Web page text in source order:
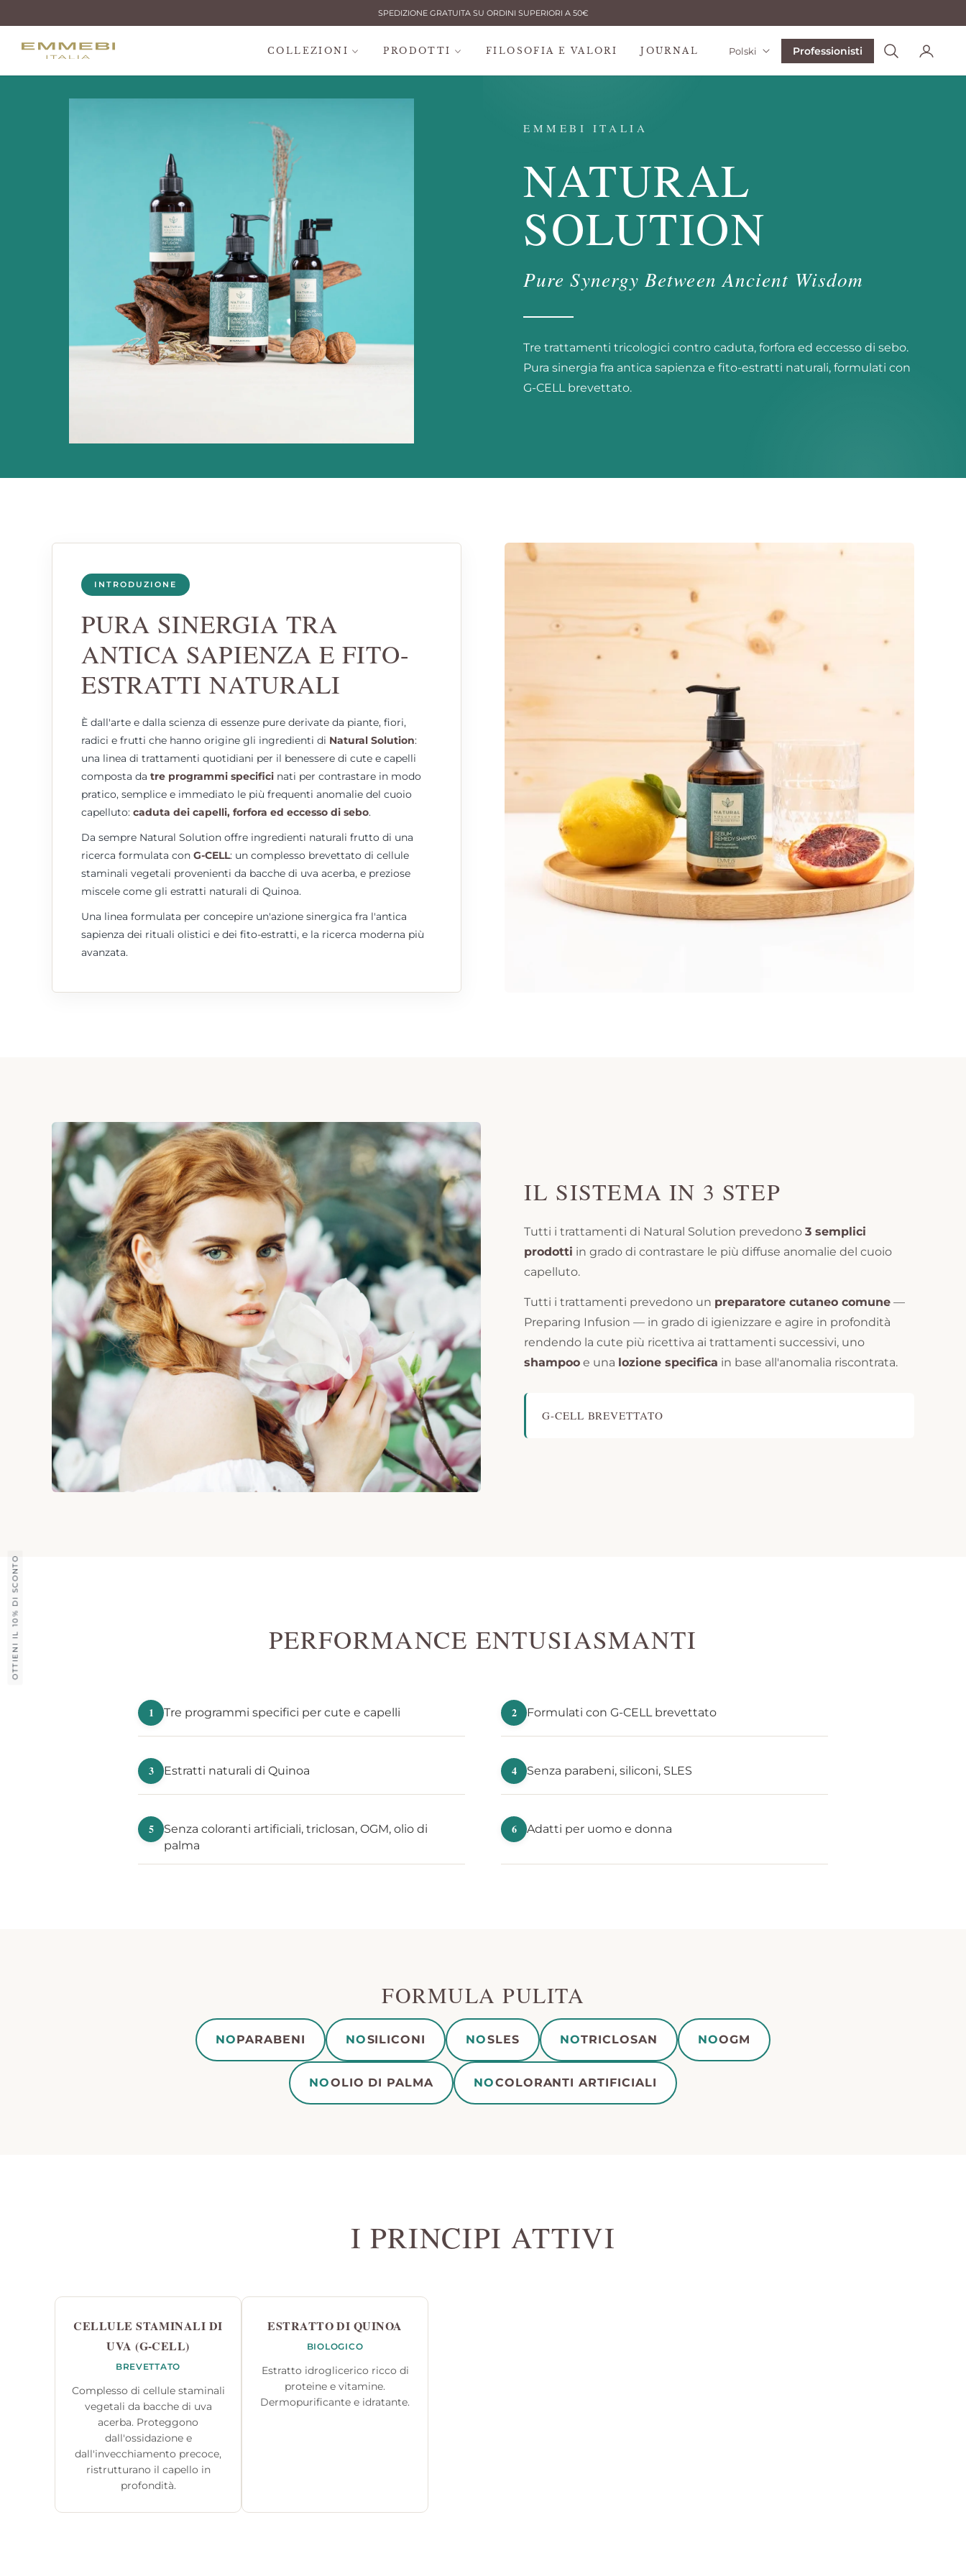
SPEDIZIONE GRATUITA SU ORDINI SUPERIORI A 50€
COLLEZIONI PRODOTTI FILOSOFIA E VALORI JOURNAL Polski Professionisti
OTTIENI IL 10% DI SCONTO
EMMEBI ITALIA
NATURAL
SOLUTION
Pure Synergy Between Ancient Wisdom
Tre trattamenti tricologici contro caduta, forfora ed eccesso di sebo.
Pura sinergia fra antica sapienza e fito-estratti naturali, formulati con
G-CELL brevettato.
INTRODUZIONE
PURA SINERGIA TRA
ANTICA SAPIENZA E FITO-
ESTRATTI NATURALI
È dall'arte e dalla scienza di essenze pure derivate da piante, fiori,
radici e frutti che hanno origine gli ingredienti di Natural Solution:
una linea di trattamenti quotidiani per il benessere di cute e capelli
composta da tre programmi specifici nati per contrastare in modo
pratico, semplice e immediato le più frequenti anomalie del cuoio
capelluto: caduta dei capelli, forfora ed eccesso di sebo.
Da sempre Natural Solution offre ingredienti naturali frutto di una
ricerca formulata con G-CELL: un complesso brevettato di cellule
staminali vegetali provenienti da bacche di uva acerba, e preziose
miscele come gli estratti naturali di Quinoa.
Una linea formulata per concepire un'azione sinergica fra l'antica
sapienza dei rituali olistici e dei fito-estratti, e la ricerca moderna più
avanzata.
IL SISTEMA IN 3 STEP
Tutti i trattamenti di Natural Solution prevedono3 semplici
prodotti in grado di contrastare le più diffuse anomalie del cuoio
capelluto.
Tutti i trattamenti prevedono un preparatore cutaneo comune —
Preparing Infusion — in grado di igienizzare e agire in profondità
rendendo la cute più ricettiva ai trattamenti successivi, uno
shampoo e una lozione specifica in base all'anomalia riscontrata.
G-CELL BREVETTATO
PERFORMANCE ENTUSIASMANTI
1 Tre programmi specifici per cute e capelli 2 Formulati con G-CELL brevettato
3 Estratti naturali di Quinoa 4 Senza parabeni, siliconi, SLES
5
Senza coloranti artificiali, triclosan, OGM, olio di
palma
6 Adatti per uomo e donna
FORMULA PULITA
NOPARABENI NOSILICONI NOSLES NOTRICLOSAN NOOGM
NOOLIO DI PALMA NOCOLORANTI ARTIFICIALI
I PRINCIPI ATTIVI
CELLULE STAMINALI DI
UVA (G-CELL)
BREVETTATO
Complesso di cellule staminali
vegetali da bacche di uva
acerba. Proteggono
dall'ossidazione e
dall'invecchiamento precoce,
ristrutturano il capello in
profondità.
ESTRATTO DI QUINOA
BIOLOGICO
Estratto idroglicerico ricco di
proteine e vitamine.
Dermopurificante e idratante.